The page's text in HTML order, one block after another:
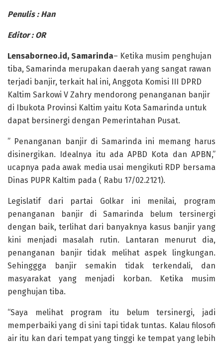
Penulis : Han
Editor : OR
Lensaborneo.id, Samarinda– Ketika musim penghujan
tiba, Samarinda merupakan daerah yang sangat rawan
terjadi banjir, terkait hal ini, Anggota Komisi III DPRD
Kaltim Sarkowi V Zahry mendorong penanganan banjir
di Ibukota Provinsi Kaltim yaitu Kota Samarinda untuk
dapat bersinergi dengan Pemerintahan Pusat.
” Penanganan banjir di Samarinda ini memang harus
disinergikan. Idealnya itu ada APBD Kota dan APBN,”
ucapnya pada awak media usai mengikuti RDP bersama
Dinas PUPR Kaltim pada ( Rabu 17/02.2121).
Legislatif dari partai Golkar ini menilai, program
penanganan banjir di Samarinda belum tersinergi
dengan baik, terlihat dari banyaknya kasus banjir yang
kini menjadi masalah rutin. Lantaran menurut dia,
penanganan banjir tidak melihat aspek lingkungan.
Sehinggga banjir semakin tidak terkendali, dan
masyarakat yang menjadi korban. Ketika musim
penghujan tiba.
“Saya melihat program itu belum tersinergi, jadi
memperbaiki yang di sini tapi tidak tuntas. Kalau filosofi
air itu kan dari tempat yang tinggi ke tempat yang lebih